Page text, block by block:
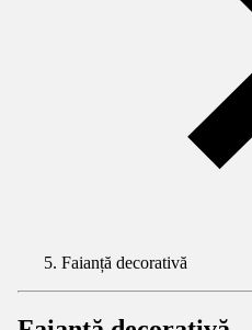
Faianță decorativă